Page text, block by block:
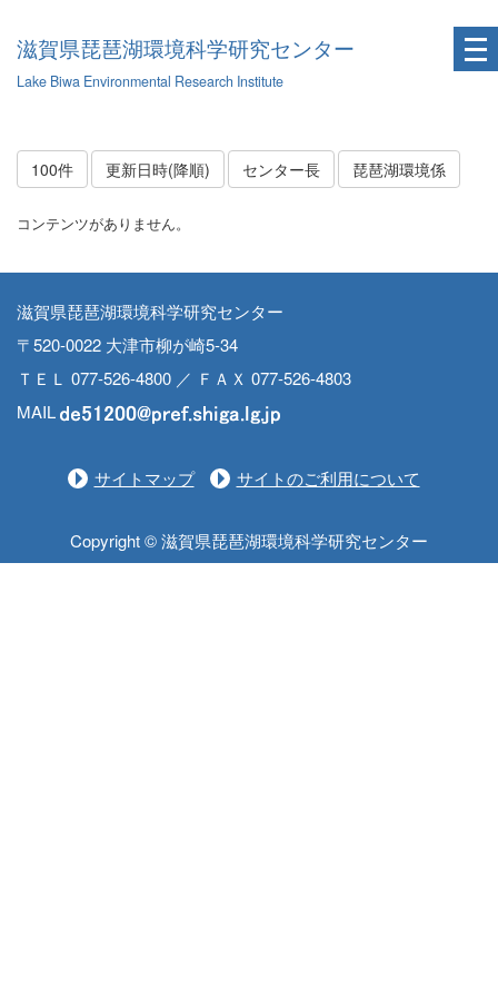
滋賀県琵琶湖環境科学研究センター
Lake Biwa Environmental Research Institute
100件 更新日時(降順) センター長 琵琶湖環境係
コンテンツがありません。
滋賀県琵琶湖環境科学研究センター
〒520-0022 大津市柳が崎5-34
ＴＥＬ 077-526-4800 ／ ＦＡＸ 077-526-4803
MAIL
サイトマップ サイトのご利用について
Copyright © 滋賀県琵琶湖環境科学研究センター